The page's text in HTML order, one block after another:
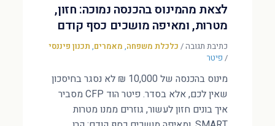
לצאת מהמינוס בהכנסה נמוכה: חזון,
מטרות, ומאיפה מושכים כסף קודם
כתיבת תגובה/ כלכלת משפחה, מאמרים, תכנון פיננסי
/ פיטר
מינוס בהכנסה של 10,000 ₪ לא נסגר בחיסכון
שאין לכם, אלא בסדר. פיטר הוד CFP מסביר
איך בונים חזון לעשור, גוזרים ממנו מטרות